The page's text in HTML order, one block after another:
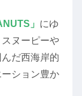
」 にゆ
ヌーピーや
だ西海岸的
ション豊か